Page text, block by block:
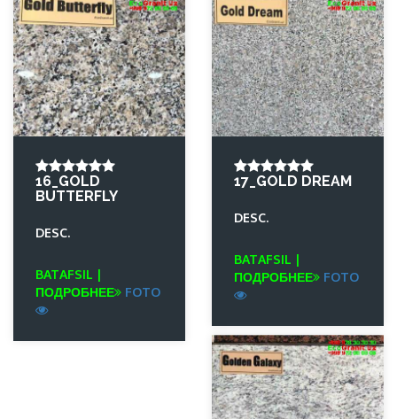
16_GOLD
BUTTERFLY
DESC.
BATAFSIL |
ПОДРОБНЕЕ
FOTO
17_GOLD DREAM
DESC.
BATAFSIL |
ПОДРОБНЕЕ
FOTO